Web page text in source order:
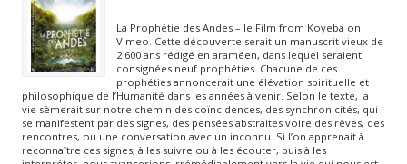
La Prophétie des Andes – le Film from Koyeba on
Vimeo. Cette découverte serait un manuscrit vieux de
2 600 ans rédigé en araméen, dans lequel seraient
consignées neuf prophéties. Chacune de ces
prophéties annoncerait une élévation spirituelle et
philosophique de l’Humanité dans les années à venir. Selon le texte, la
vie sèmerait sur notre chemin des coïncidences, des synchronicités, qui
se manifestent par des signes, des pensées abstraites voire des rêves, des
rencontres, ou une conversation avec un inconnu. Si l’on apprenait à
reconnaître ces signes, à les suivre ou à les écouter, puis à les